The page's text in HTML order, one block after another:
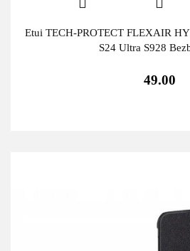
Etui TECH-PROTECT FLEXAIR
S24 Ultra S928
49.00